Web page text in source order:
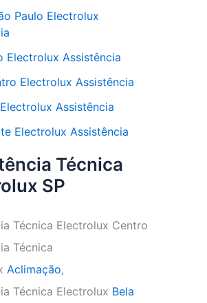
Paulo Electrolux
Electrolux Assistência
Electrolux Assistência
Assistência
Electrolux Assistência
Técnica
SP
Técnica Electrolux Centro
Técnica
Aclimação,
Técnica Electrolux Bela